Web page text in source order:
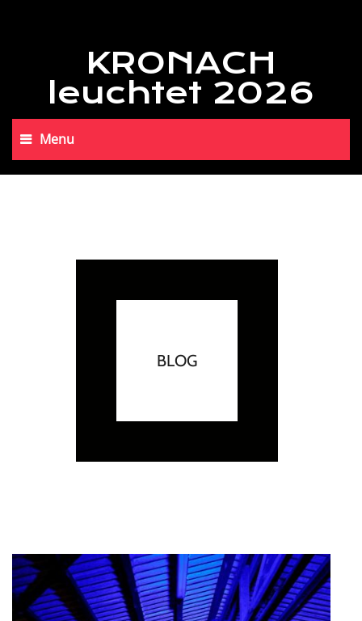
KRONACH
leuchtet 2026
Menu
BLOG